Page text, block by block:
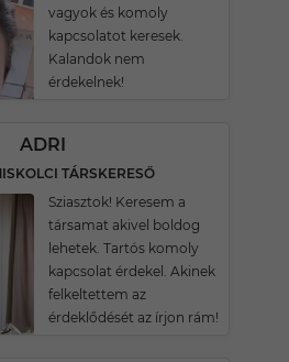
vagyok és komoly
kapcsolatot keresek.
Kalandok nem
érdekelnek!
ADRI
TÁRSKERESŐ
Sziasztok! Keresem a
társamat akivel boldog
lehetek. Tartós komoly
kapcsolat érdekel. Akinek
felkeltettem az
érdeklődését az írjon rám!